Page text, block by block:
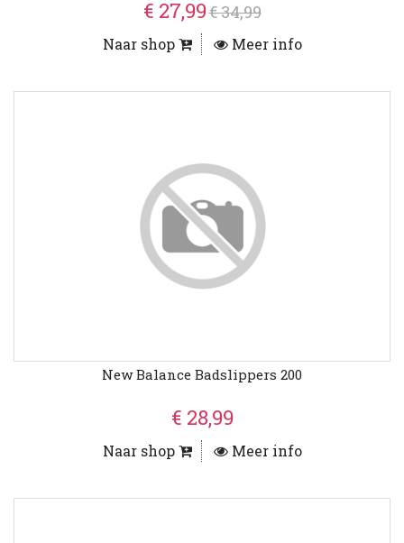
€ 27,99€ 34,99
Naar shop Meer info
New Balance Badslippers 200
€ 28,99
Naar shop Meer info